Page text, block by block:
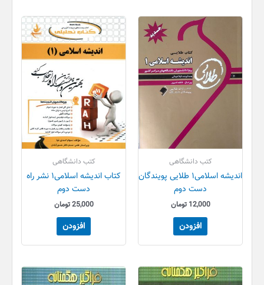
کتب دانشگاهی
اندیشه اسلامی۱ طلایی پویندگان
دست دوم
12,000 تومان
افزودن
کتب دانشگاهی
کتاب اندیشه اسلامی۱ نشر راه
دست دوم
25,000تومان
افزودن